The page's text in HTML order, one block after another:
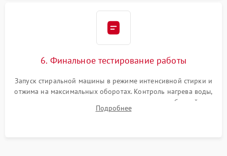
6. Финальное тестирование работы
Запуск стиральной машины в режиме интенсивной стирки и
отжима на максимальных оборотах. Контроль нагрева воды,
корректности слива, отсутствия излишних вибраций,
посторонних стуков и протечек под корпусом.
Подробнее